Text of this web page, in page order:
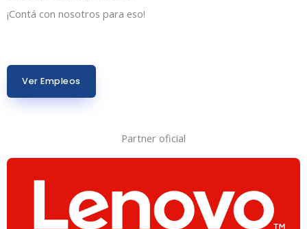
¡Contá con nosotros para eso!
Ver Empleos
Partner oficial